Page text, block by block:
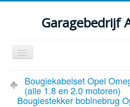
Garagebedrijf
Schakelen
navigatie
Welkom
Klassiekers en restauratie
Bougiekabelset Opel
(alle 1.8 en 2.0 motoren)
Bougiestekker bobinebrug